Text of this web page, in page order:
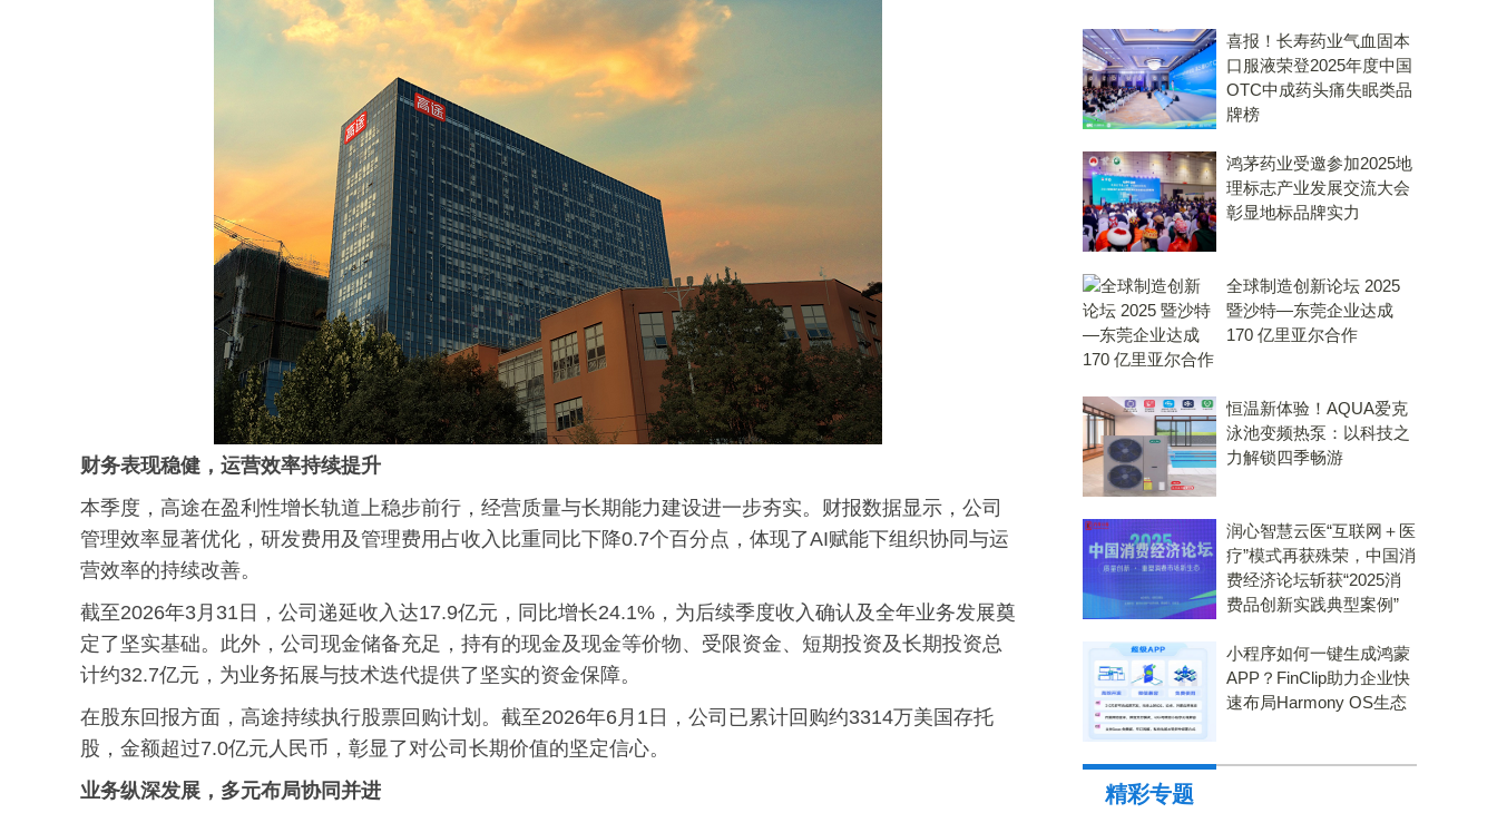
财务表现稳健，运营效率持续提升
本季度，高途在盈利性增长轨道上稳步前行，经营质量与长期能力建设进一步夯实。财报数据显示，公司
管理效率显著优化，研发费用及管理费用占收入比重同比下降0.7个百分点，体现了AI赋能下组织协同与运
营效率的持续改善。
截至2026年3月31日，公司递延收入达17.9亿元，同比增长24.1%，为后续季度收入确认及全年业务发展奠
定了坚实基础。此外，公司现金储备充足，持有的现金及现金等价物、受限资金、短期投资及长期投资总
计约32.7亿元，为业务拓展与技术迭代提供了坚实的资金保障。
在股东回报方面，高途持续执行股票回购计划。截至2026年6月1日，公司已累计回购约3314万美国存托
股，金额超过7.0亿元人民币，彰显了对公司长期价值的坚定信心。
业务纵深发展，多元布局协同并进
喜报！长寿药业气血固本
口服液荣登2025年度中国
OTC中成药头痛失眠类品
牌榜
鸿茅药业受邀参加2025地
理标志产业发展交流大会
彰显地标品牌实力
全球制造创新论坛 2025
暨沙特—东莞企业达成
170 亿里亚尔合作
恒温新体验！AQUA爱克
泳池变频热泵：以科技之
力解锁四季畅游
润心智慧云医“互联网＋医
疗”模式再获殊荣，中国消
费经济论坛斩获“2025消
费品创新实践典型案例”
小程序如何一键生成鸿蒙
APP？FinClip助力企业快
速布局Harmony OS生态
精彩专题